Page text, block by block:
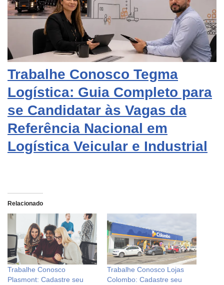
Trabalhe Conosco Tegma
Logística: Guia Completo para
se Candidatar às Vagas da
Referência Nacional em
Logística Veicular e Industrial
Relacionado
Trabalhe Conosco
Plasmont: Cadastre seu
Trabalhe Conosco Lojas
Colombo: Cadastre seu